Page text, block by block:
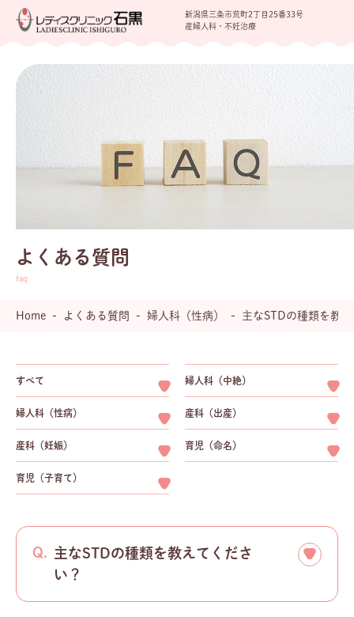
新潟県三条市荒町2丁目25番33号
産婦人科・不妊治療
よくある質問
Home よくある質問 婦人科（性病） 主なSTDの種類を教
すべて 婦人科（中絶）
婦人科（性病） 産科（出産）
産科（妊娠） 育児（命名）
育児（子育て）
主なSTDの種類を教えてくださ
い？